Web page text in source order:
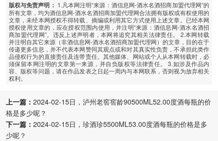
版权与免责声明： 1.凡本网注明“来源：酒信息网-酒水名酒招商加盟代理网”的
所有文章，均为酒信息网-酒水名酒招商加盟代理网合法拥有版权或有权使用的
文章，未经本网授权不得转载、摘编或利用其它方式使用上述文章。已经本网
授权使用文章的，应在授权范围内使用，并注明“来源：酒信息网-酒水名酒招
商加盟代理网”。违反上述声明者，本网将追究其相关法律责任。 2.本网转载
并注明自其它来源（非酒信息网-酒水名酒招商加盟代理网）的文章，目的在于
传递更多信息，并不代表本网赞同其观点或和对其真实性负责，不承担此类作
品侵权行为的直接责任及连带责任。其他媒体、网站或个人从本网转载时，必
须保留本网注明的文章第一来源，并自负版权等法律责任。 3.如涉及作品内
容、版权等问题，请在作品发表之日起一周内与本网联系，否则视为放弃相关
权利。
上一篇： 2024-02-15日，泸州老窖窖龄90500ML52.00度酒每瓶的价
格是多少呢？
下一篇： 2024-02-15日，珍酒珍5500ML53.00度酒每瓶的价格是多
少呢？